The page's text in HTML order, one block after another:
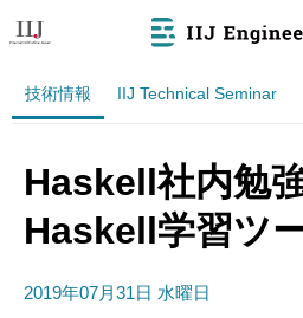
技術情報 IIJ Technical Seminar
Haskell社内勉
Haskell学習ツ
2019年07月31日 水曜日